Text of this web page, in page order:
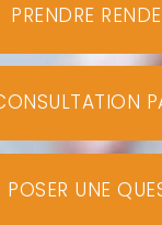
PRENDRE
POSER UNE